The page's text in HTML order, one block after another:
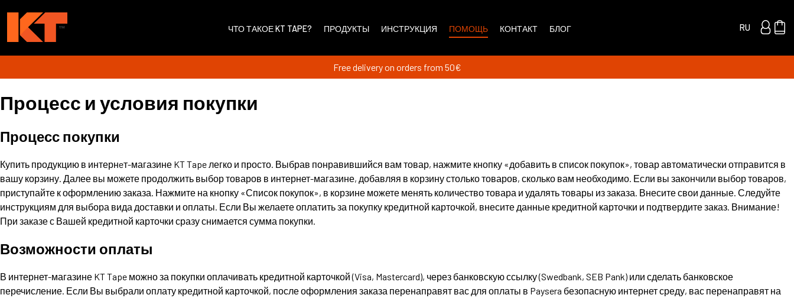
ЧТО ТАКОЕ KT TAPE? ПРОДУКТЫ ИНСТРУКЦИЯ ПОМОЩЬ КОНТАКТ БЛОГ RU
Free delivery on orders from 50€
Процесс и условия покупки
Процесс покупки
Купить продукцию в интернeт-магазине KT Tape легко и просто. Выбрав понравившийся вам товар, нажмите кнопку «добавить в список покупок», товар автоматически отправится в
вашу корзину. Далее вы можете продолжить выбор товаров в интернет-магазине, добавляя в корзину столько товаров, сколько вам необходимо. Если вы закончили выбор товаров,
приступайте к оформлению заказа. Нажмите на кнопку «Список покупок», в корзине можете менять количество товара и удалять товары из заказа. Внесите свои данные. Следуйте
инструкциям для выбора вида доставки и оплаты. Если Вы желаете оплатить за покупку кредитной карточкой, внесите данные кредитной карточки и подтвердите заказ. Внимание!
При заказе с Вашей кредитной карточки сразу снимается сумма покупки.
Возможности оплаты
В интернет-магазине KT Tape можно за покупки оплачивать кредитной карточкой (Visa, Mastercard), через банковскую ссылку (Swedbank, SEB Pank) или сделать банковское
перечисление. Если Вы выбрали оплату кредитной карточкой, после оформления заказа перенаправят вас для оплаты в Paysera безопасную интернет среду, вас перенаправят на